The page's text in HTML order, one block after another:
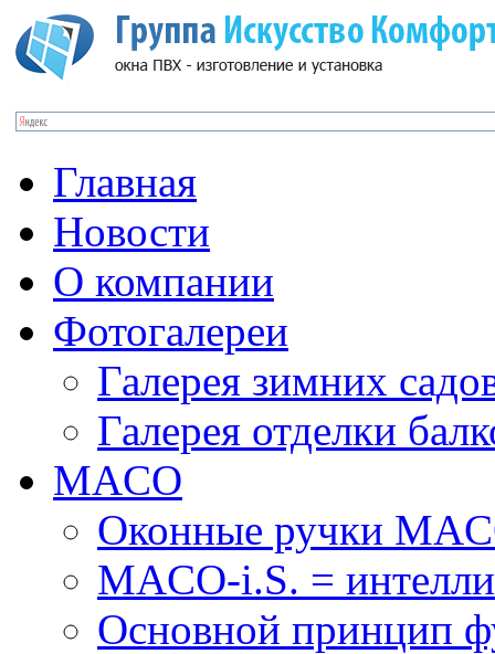
Главная
Новости
О компании
Фотогалереи
Галерея зимних
Галерея отделки
MACO
Оконные ручки
MACO-i.S. =
Основной принцип